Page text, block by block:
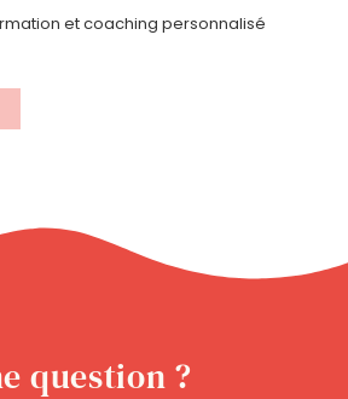
et coaching personnalisé
question ?